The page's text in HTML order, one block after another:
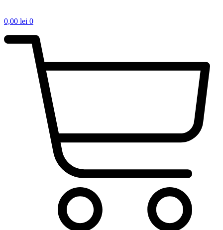
0,00 lei 0